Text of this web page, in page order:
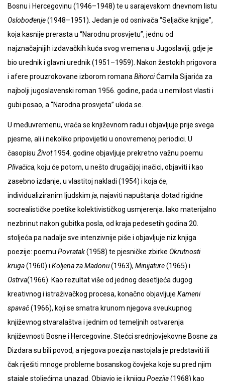
Bosnu i Hercegovinu (1946–1948) te u sarajevskom dnevnom listu
Oslobođenje(1948–1951). Jedan je od osnivača “Seljačke knjige”,
koja kasnije prerasta u “Narodnu prosvjetu”, jednu od
najznačajnijih izdavačkih kuća svog vremena u Jugoslaviji, gdje je
bio urednik i glavni urednik (1951–1959). Nakon žestokih prigovora
i afere prouzrokovane izborom romanaBihorciĆamila Sijarića za
najbolji jugoslavenski roman 1956. godine, pada u nemilost vlasti i
gubi posao, a “Narodna prosvjeta” ukida se.
U međuvremenu, vraća se književnom radu i objavljuje prije svega
pjesme, ali i nekoliko pripovijetki u onovremenoj periodici. U
časopisu Život1954. godine objavljuje prekretno važnu poemu
Plivačica, koju će potom, u nešto drugačijoj inačici, objaviti i kao
zasebno izdanje, u vlastitoj nakladi (1954) i koja će,
individualiziranim ljudskim ja, najaviti napuštanja dotad rigidne
socrealističke poetike kolektivističkog usmjerenja. Iako materijalno
nezbrinut nakon gubitka posla, od kraja pedesetih godina 20.
stoljeća pa nadalje sve intenzivnije piše i objavljuje niz knjiga
poezije: poemu Povratak(1958) te pjesničke zbirke Okrutnosti
kruga(1960) i Koljena za Madonu(1963), Minijature(1965) i
Ostrva(1966). Kao rezultat više od jednog desetljeća dugog
kreativnog i istraživačkog procesa, konačno objavljuje Kameni
spavač(1966), koji se smatra krunom njegova sveukupnog
književnog stvaralaštva i jednim od temeljnih ostvarenja
književnosti Bosne i Hercegovine. Stećci srednjovjekovne Bosne za
Dizdara su bili povod, a njegova poezija nastojala je predstaviti ili
čak riješiti mnoge probleme bosanskog čovjeka koje su pred njim
stajale stoljećima unazad. Objavio je i knjigu Poezija(1968) kao